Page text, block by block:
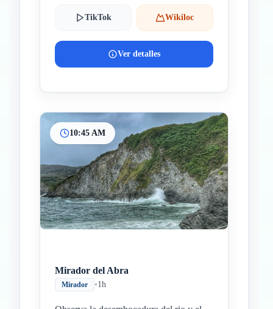
TikTok Wikiloc
Ver detalles
10:45 AM
Mirador del Abra
Mirador •1h